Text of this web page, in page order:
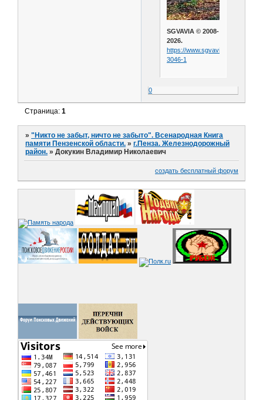
SGVAVIA © 2008-
2026.
https://www.sgvavia.ru/forum/
3046-1
0
Страница:1
»"Никто не забыт, ничто не забыто". Всенародная Книга
памяти Пензенской области. »г.Пенза. Железнодорожный
район. »Докукин Владимир Николаевич
создать бесплатный форум